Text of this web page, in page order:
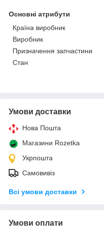
Основні атрибути
Країна виробник
Виробник
Призначення запчастини
Стан
Умови доставки
Нова Пошта
Магазини Rozetka
Укрпошта
Самовивіз
Всі умови доставки
Умови оплати